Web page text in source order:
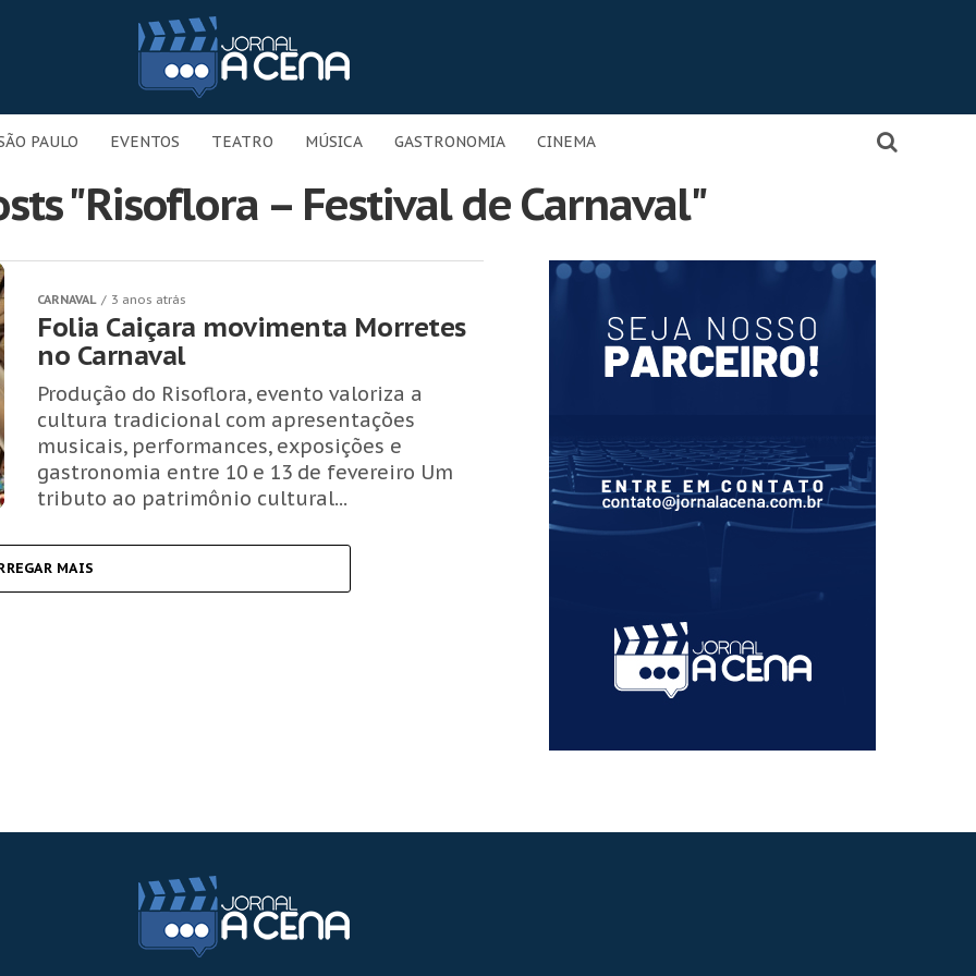
PAULO EVENTOS TEATRO MÚSICA GASTRONOMIA CINEMA
"Risoflora – Festival de Carnaval"
CARNAVAL 3 anos atrás
Folia Caiçara movimenta Morretes
no Carnaval
Produção do Risoflora, evento valoriza a
cultura tradicional com apresentações
musicais, performances, exposições e
gastronomia entre 10 e 13 de fevereiro Um
tributo ao patrimônio cultural...
MAIS